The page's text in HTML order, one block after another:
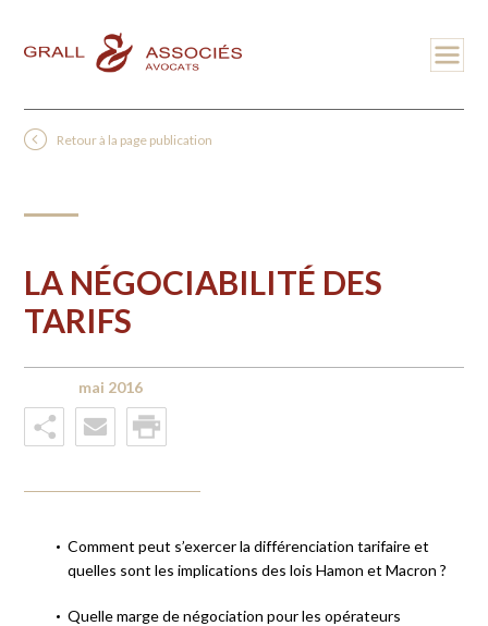
Retour à la page publication
LA NÉGOCIABILITÉ DES
TARIFS
mai 2016
Comment peut s’exercer la différenciation tarifaire et
quelles sont les implications des lois Hamon et Macron ?
Quelle marge de négociation pour les opérateurs